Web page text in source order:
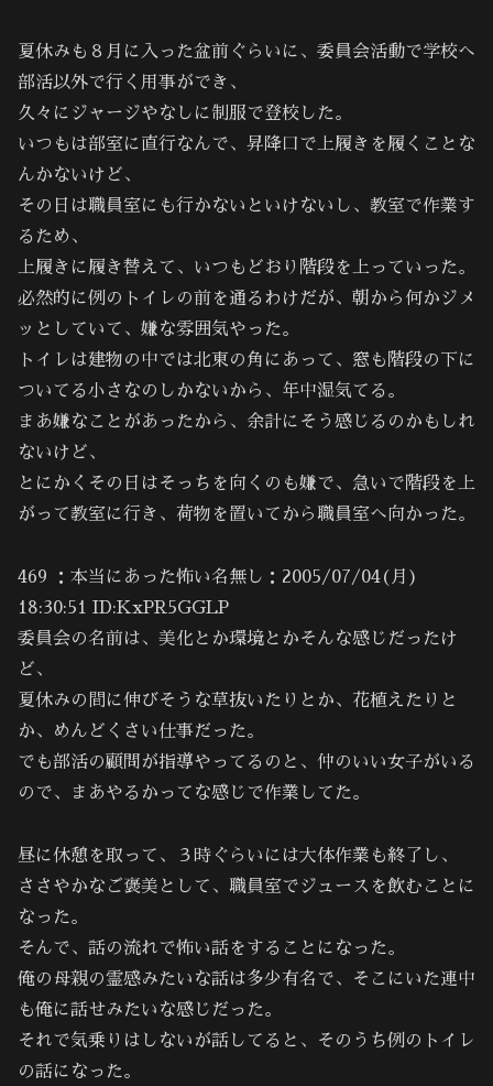
夏休みも８月に入った盆前ぐらいに、委員会活動で学校へ
部活以外で行く用事ができ、
久々にジャージやなしに制服で登校した。
いつもは部室に直行なんで、昇降口で上履きを履くことな
んかないけど、
その日は職員室にも行かないといけないし、教室で作業す
るため、
上履きに履き替えて、いつもどおり階段を上っていった。
必然的に例のトイレの前を通るわけだが、朝から何かジメ
ッとしていて、嫌な雰囲気やった。
トイレは建物の中では北東の角にあって、窓も階段の下に
ついてる小さなのしかないから、年中湿気てる。
まあ嫌なことがあったから、余計にそう感じるのかもしれ
ないけど、
とにかくその日はそっちを向くのも嫌で、急いで階段を上
がって教室に行き、荷物を置いてから職員室へ向かった。
469 ：本当にあった怖い名無し：2005/07/04(月)
18:30:51 ID:KxPR5GGLP
委員会の名前は、美化とか環境とかそんな感じだったけ
ど、
夏休みの間に伸びそうな草抜いたりとか、花植えたりと
か、めんどくさい仕事だった。
でも部活の顧問が指導やってるのと、仲のいい女子がいる
ので、まあやるかってな感じで作業してた。
昼に休憩を取って、３時ぐらいには大体作業も終了し、
ささやかなご褒美として、職員室でジュースを飲むことに
なった。
そんで、話の流れで怖い話をすることになった。
俺の母親の霊感みたいな話は多少有名で、そこにいた連中
も俺に話せみたいな感じだった。
それで気乗りはしないが話してると、そのうち例のトイレ
の話になった。